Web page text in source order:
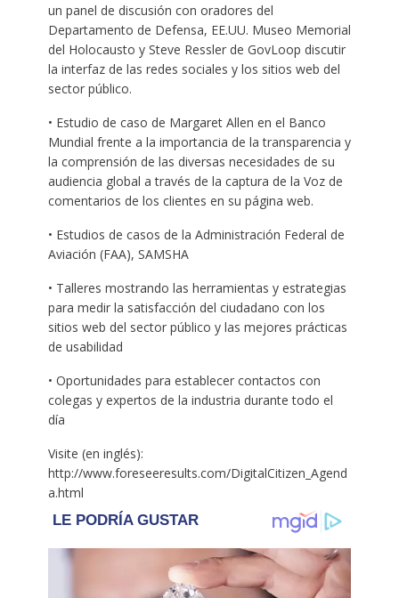
un panel de discusión con oradores del
Departamento de Defensa, EE.UU. Museo Memorial
del Holocausto y Steve Ressler de GovLoop discutir
la interfaz de las redes sociales y los sitios web del
sector público.
• Estudio de caso de Margaret Allen en el Banco
Mundial frente a la importancia de la transparencia y
la comprensión de las diversas necesidades de su
audiencia global a través de la captura de la Voz de
comentarios de los clientes en su página web.
• Estudios de casos de la Administración Federal de
Aviación (FAA), SAMSHA
• Talleres mostrando las herramientas y estrategias
para medir la satisfacción del ciudadano con los
sitios web del sector público y las mejores prácticas
de usabilidad
• Oportunidades para establecer contactos con
colegas y expertos de la industria durante todo el
día
Visite (en inglés):
http://www.foreseeresults.com/DigitalCitizen_Agend
a.html